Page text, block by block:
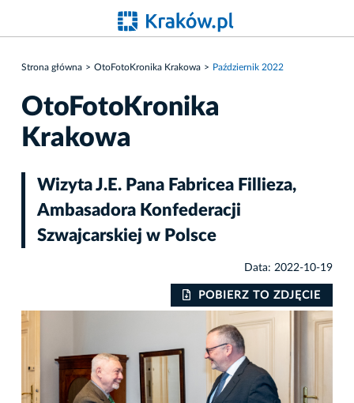
Strona główna OtoFotoKronika Krakowa Październik 2022
OtoFotoKronika
Krakowa
Wizyta J.E. Pana Fabricea Fillieza,
Ambasadora Konfederacji
Szwajcarskiej w Polsce
Data: 2022-10-19
POBIERZ TO ZDJĘCIE